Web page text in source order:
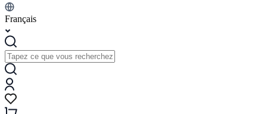
Français